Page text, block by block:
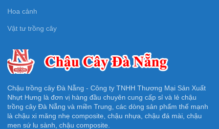
Hoa cảnh
Vật tư trồng cây
Chậu trồng cây Đà Nẵng - Công ty TNHH Thương Mại Sản Xuất
Nhựt Hưng là đơn vị hàng đầu chuyên cung cấp sỉ và lẻ chậu
trồng cây Đà Nẵng và miền Trung, các dòng sản phẩm thế mạnh
là chậu xi măng nhẹ composite, chậu nhựa, chậu đá mài, chậu
men sứ lu sành, chậu composite.